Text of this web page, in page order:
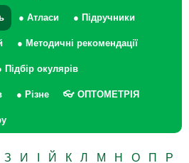
● Атласи ● Підручники
● Методичні рекомендації
Підбір окулярів
● Різне 👓 ОПТОМЕТРІЯ
З И Й К Л М Н О П
Р